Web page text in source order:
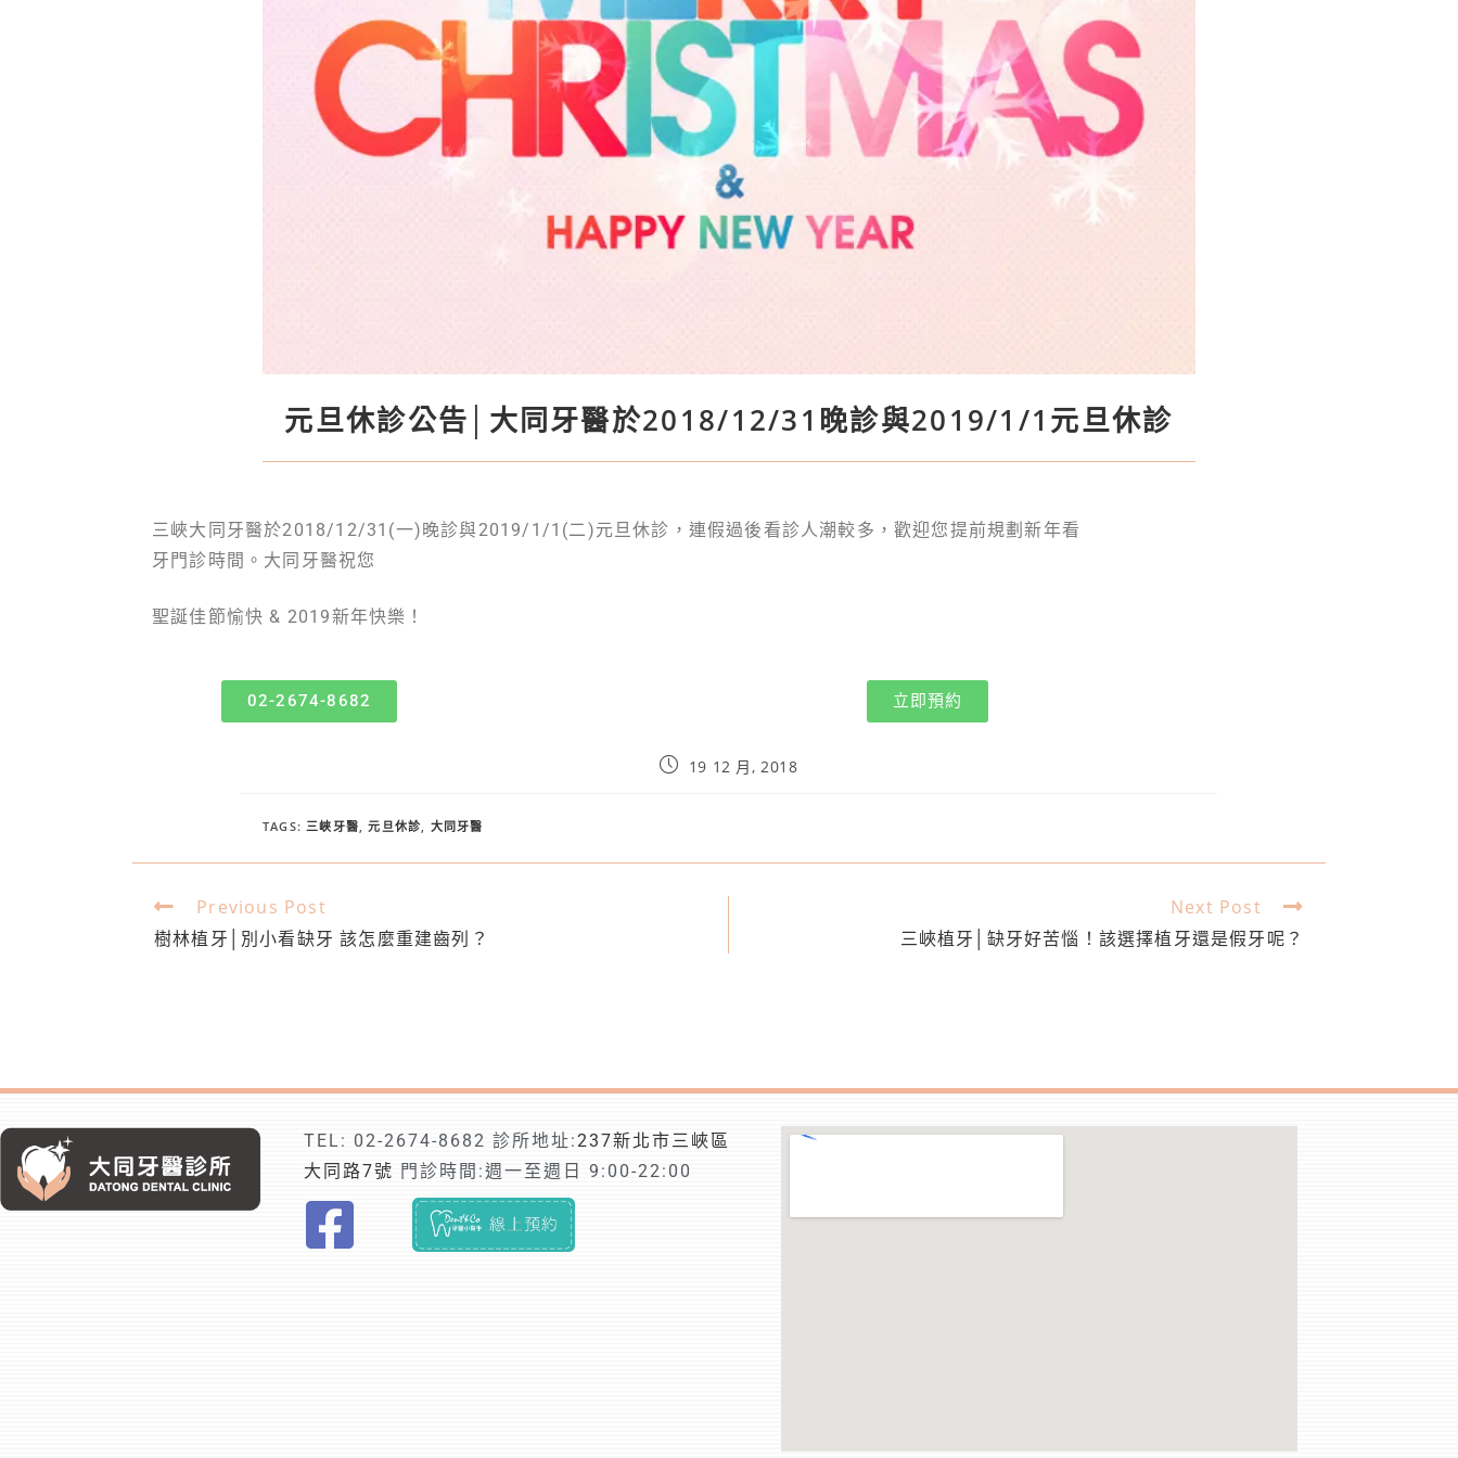
元旦休診公告│大同牙醫於2018/12/31晚診與2019/1/1元旦休診
三峽大同牙醫於2018/12/31(一)晚診與2019/1/1(二)元旦休診，連假過後看診人潮較多，歡迎您提前規劃新年看
牙門診時間。大同牙醫祝您
聖誕佳節愉快 & 2019新年快樂！
02-2674-8682 立即預約
19 12 月, 2018
TAGS:三峽牙醫, 元旦休診, 大同牙醫
Previous Post
樹林植牙│別小看缺牙 該怎麼重建齒列？
Next Post
三峽植牙│缺牙好苦惱！該選擇植牙還是假牙呢？
TEL: 02-2674-8682 診所地址:237新北市三峽區
大同路7號 門診時間:週一至週日 9:00-22:00
F